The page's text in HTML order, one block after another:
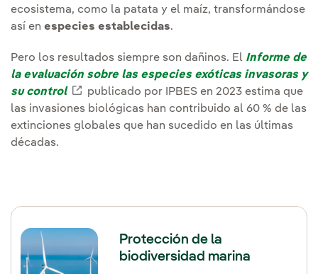
ecosistema, como la patata y el maíz, transformándose
así en especies establecidas.
Pero los resultados siempre son dañinos. El Informe de
la evaluación sobre las especies exóticas invasoras y
su control
Enlace externo, se abre en ventana nueva.
publicado por IPBES en 2023 estima que
las invasiones biológicas han contribuido al 60 % de las
extinciones globales que han sucedido en las últimas
décadas.
Protección de la
biodiversidad marina